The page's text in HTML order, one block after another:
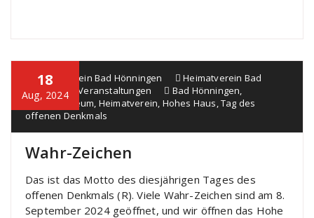
18
Aug, 2024
Heimatverein Bad Hönningen
Heimatverein Bad
Hönningen
Veranstaltungen Bad Hönningen,
Heimatmuseum, Heimatverein, Hohes Haus,Tag des
offenen Denkmals
Wahr-Zeichen
Das ist das Motto des diesjährigen Tages des
offenen Denkmals (R). Viele Wahr-Zeichen sind am 8.
September 2024 geöffnet, und wir öffnen das Hohe